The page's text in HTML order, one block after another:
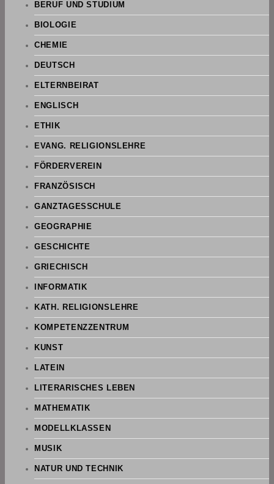
BERUF UND STUDIUM
BIOLOGIE
CHEMIE
DEUTSCH
ELTERNBEIRAT
ENGLISCH
ETHIK
EVANG. RELIGIONSLEHRE
FÖRDERVEREIN
FRANZÖSISCH
GANZTAGESSCHULE
GEOGRAPHIE
GESCHICHTE
GRIECHISCH
INFORMATIK
KATH. RELIGIONSLEHRE
KOMPETENZZENTRUM
KUNST
LATEIN
LITERARISCHES LEBEN
MATHEMATIK
MODELLKLASSEN
MUSIK
NATUR UND TECHNIK